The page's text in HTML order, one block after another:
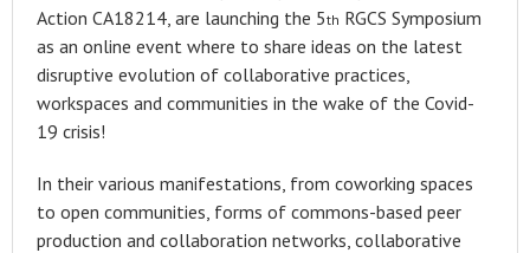
Action CA18214, are launching the 5th RGCS Symposium
as an online event where to share ideas on the latest
disruptive evolution of collaborative practices,
workspaces and communities in the wake of the Covid-
19 crisis!
In their various manifestations, from coworking spaces
to open communities, forms of commons-based peer
production and collaboration networks, collaborative